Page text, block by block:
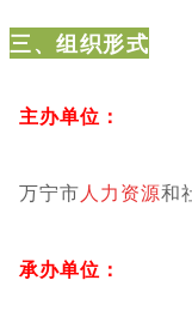
三、组织形式
主办单位：
万宁市人力资源和
承办单位：